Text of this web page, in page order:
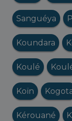
Sanguéya
Koundara
Koulé
Koïn
Kérouané